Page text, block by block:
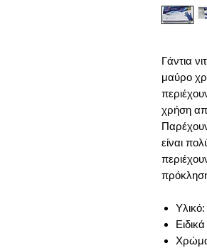
Γάντια
μαύρο
χρήση
είναι
Υλικό: